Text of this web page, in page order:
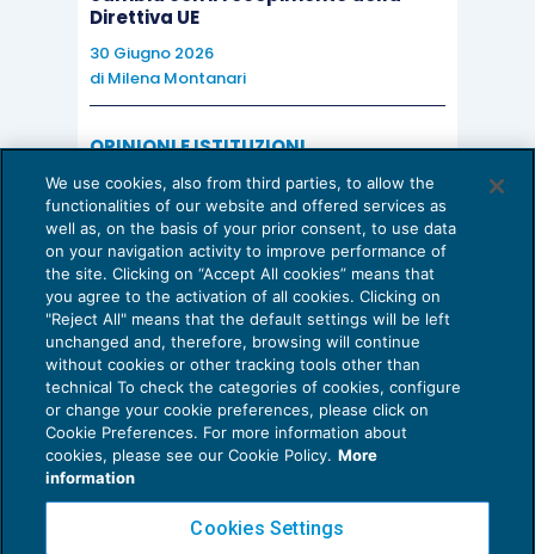
Direttiva UE
30 Giugno 2026
di Milena Montanari
OPINIONI E ISTITUZIONI
Valorizzare il potenziale dello Studio:
una riflessione sul futuro della
consulenza del lavoro
15 Giugno 2026
di Milena Montanari
Privacy Policy
Cookie Policy
We use cookies, also from third parties, to allow the
functionalities of our website and offered services as
well as, on the basis of your prior consent, to use data
on your navigation activity to improve performance of
the site. Clicking on “Accept All cookies” means that
you agree to the activation of all cookies. Clicking on
"Reject All" means that the default settings will be left
unchanged and, therefore, browsing will continue
without cookies or other tracking tools other than
technical To check the categories of cookies, configure
or change your cookie preferences, please click on
Cookie Preferences. For more information about
cookies, please see our Cookie Policy. More
information
Cookies Settings